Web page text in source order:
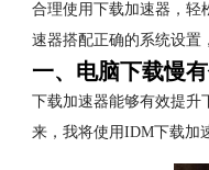
合理使用下载加速器，轻
速器搭配正确的系统设置
一、电脑下载慢
下载加速器能够有效提升
来，我将使用IDM下载加